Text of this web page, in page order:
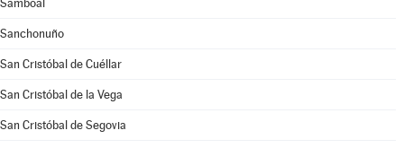
Samboal
Sanchonuño
San Cristóbal de Cuéllar
San Cristóbal de la Vega
San Cristóbal de Segovia